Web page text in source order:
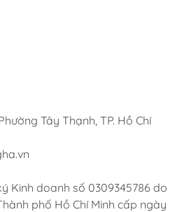
Tây Thạnh, TP. Hồ Chí
Kinh doanh số 0309345786 do
phố Hồ Chí Minh cấp ngày